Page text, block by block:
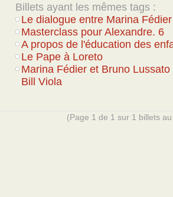
Billets ayant les mêmes tags :
Le dialogue entre Marina
Masterclass pour Alexandre. 6
A propos de l'éducation des
Le Pape à Loreto
Marina Fédier et Bruno
Bill Viola
(Page 1 de 1 sur 1 billets